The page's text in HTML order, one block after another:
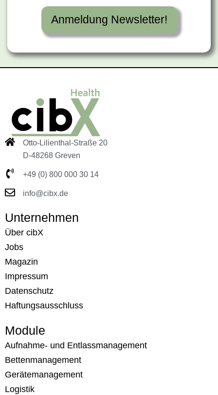
Anmeldung Newsletter!
Otto-Lilienthal-Straße 20
D-48268 Greven
+49 (0) 800 000 30 14
info@cibx.de
Unternehmen
Über cibX
Jobs
Magazin
Impressum
Datenschutz
Haftungsausschluss
Module
Aufnahme- und Entlassmanagement
Bettenmanagement
Gerätemanagement
Logistik